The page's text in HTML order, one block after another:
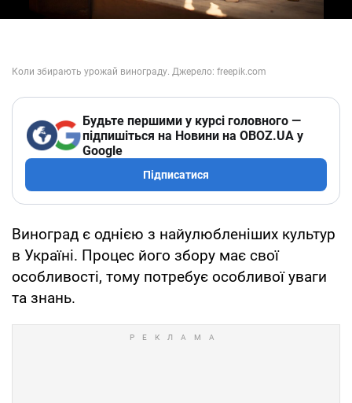
Будьте першими у курсі головного —
підпишіться на Новини на OBOZ.UA у
Google
Підписатися
Виноград є однією з найулюбленіших культур
в Україні. Процес його збору має свої
особливості, тому потребує особливої уваги
та знань.